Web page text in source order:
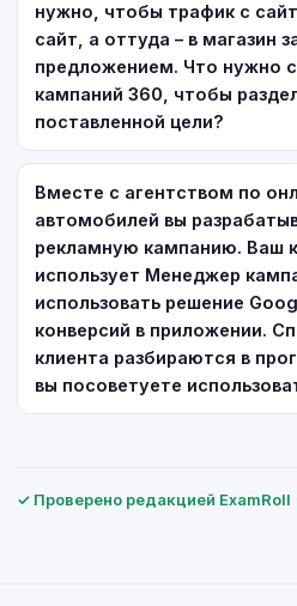
нужно, чтобы трафик с
сайт, а оттуда – в магазин
предложением. Что нужно
кампаний 360, чтобы
поставленной цели?
Вместе с агентством по
автомобилей вы
рекламную кампанию. Ваш
использует Менеджер
использовать решение
конверсий в приложении.
клиента разбираются в
вы посоветуете
✓ Проверено редакцией ExamRoll